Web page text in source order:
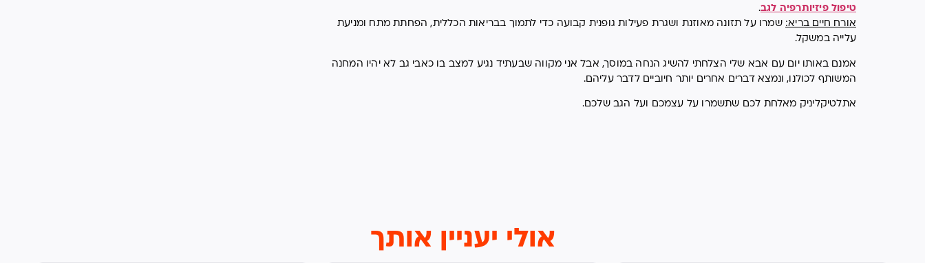
טיפול פיזיותרפיה לגב.
אורח חיים בריא: שמרו על תזונה מאוזנת ושגרת פעילות גופנית קבועה כדי לתמוך בבריאות הכללית, הפחתת מתח ומניעת
עלייה במשקל.
אמנם באותו יום עם אבא שלי הצלחתי להשיג הנחה במוסך, אבל אני מקווה שבעתיד נגיע למצב בו כאבי גב לא יהיו המחנה
המשותף לכולנו, ונמצא דברים אחרים יותר חיוביים לדבר עליהם.
אתלטיקליניק מאלחת לכם שתשמרו על עצמכם ועל הגב שלכם.
אולי יעניין אותך